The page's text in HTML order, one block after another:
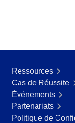
Ressources
Cas de Réussite
Événements
Partenariats
Politique de